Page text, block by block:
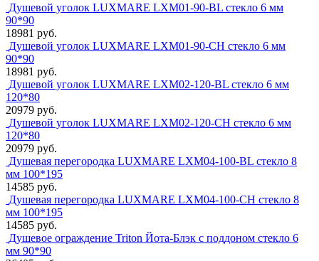
Душевой уголок LUXMARE LXM01-90-BL стекло 6 мм
90*90
18981 руб.
Душевой уголок LUXMARE LXM01-90-CH стекло 6 мм
90*90
18981 руб.
Душевой уголок LUXMARE LXM02-120-BL стекло 6 мм
120*80
20979 руб.
Душевой уголок LUXMARE LXM02-120-CH стекло 6 мм
120*80
20979 руб.
Душевая перегородка LUXMARE LXM04-100-BL стекло 8
мм 100*195
14585 руб.
Душевая перегородка LUXMARE LXM04-100-CH стекло 8
мм 100*195
14585 руб.
Душевое ограждение Triton Йота-Блэк с поддоном стекло 6
мм 90*90